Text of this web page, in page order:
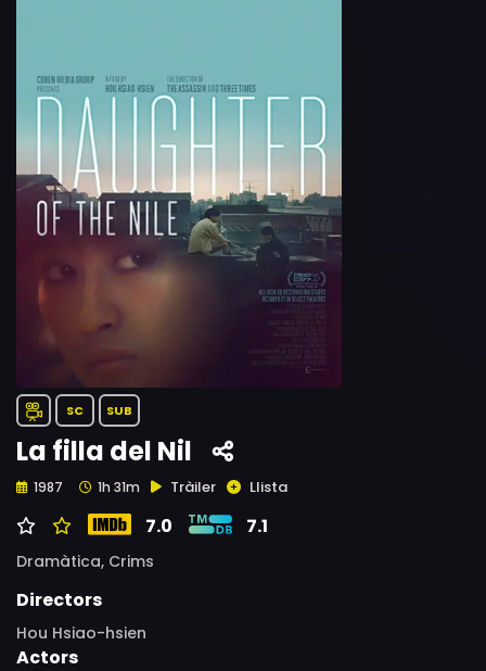
SC SUB
La filla del Nil
1987 1h 31m Tràiler Llista
7.0 7.1
Dramàtica, Crims
Directors
Hou Hsiao-hsien
Actors